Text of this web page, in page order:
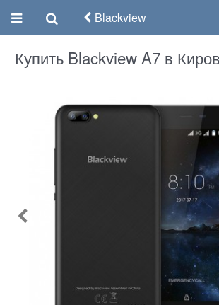
Blackview
Купить Blackview A7 в